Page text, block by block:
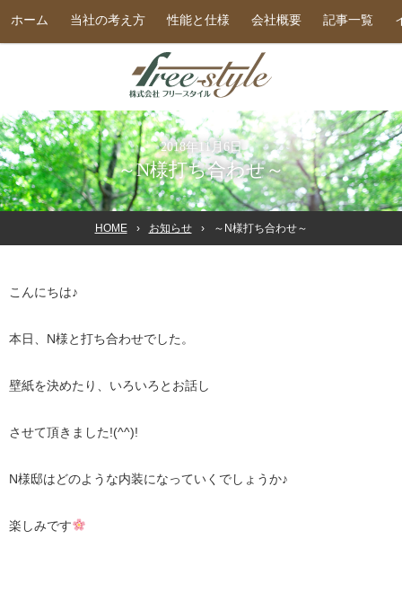
ホーム 当社の考え方 性能と仕様 会社概要 記事一覧
2018年11月6日
～N様打ち合わせ～
HOME お知らせ ～N様打ち合わせ～
こんにちは♪
本日、N様と打ち合わせでした。
壁紙を決めたり、いろいろとお話し
させて頂きました!(^^)!
N様邸はどのような内装になっていくでしょうか♪
楽しみです